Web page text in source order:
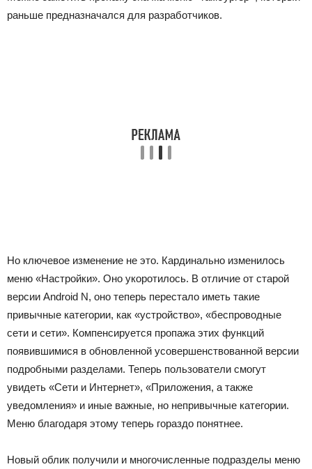
раньше предназначался для разработчиков.
Но ключевое изменение не это. Кардинально изменилось
меню «Настройки». Оно укоротилось. В отличие от старой
версии Android N, оно теперь перестало иметь такие
привычные категории, как «устройство», «беспроводные
сети и сети». Компенсируется пропажа этих функций
появившимися в обновленной усовершенствованной версии
подробными разделами. Теперь пользователи смогут
увидеть «Сети и Интернет», «Приложения, а также
уведомления» и иные важные, но непривычные категории.
Меню благодаря этому теперь гораздо понятнее.
Новый облик получили и многочисленные подразделы меню